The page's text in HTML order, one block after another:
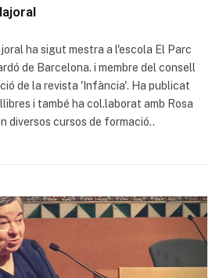
ha sigut mestra a l'escola El Parc
de Barcelona. i membre del consell
de la revista 'Infància'. Ha publicat
i també ha col.laborat amb Rosa
diversos cursos de formació..